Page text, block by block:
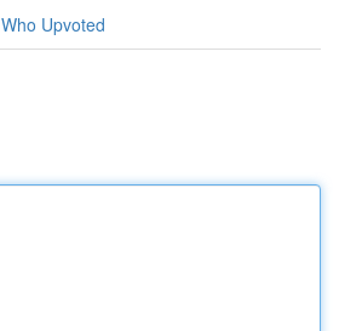
Who Upvoted